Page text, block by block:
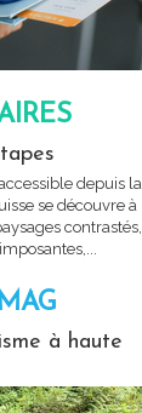
depuis la
se découvre à
contrastés,
MAG
à haute